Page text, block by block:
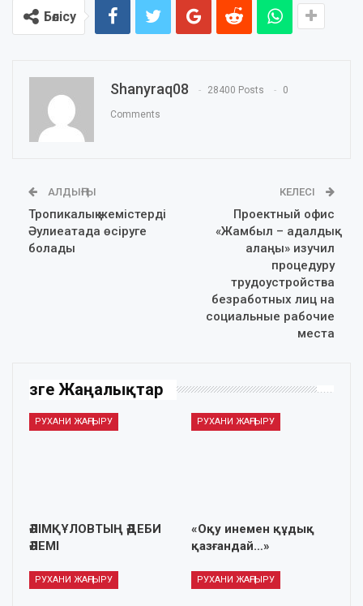
Бөлісу
Shanyraq08 28400 Posts 0
Comments
АЛДЫҢҒЫ
Тропикалық жемістерді
Әулиеатада өсіруге
болады
КЕЛЕСІ
Проектный офис
«Жамбыл – адалдық
алаңы» изучил
процедуру
трудоустройства
безработных лиц на
социальные рабочие
места
Өзге Жаңалықтар
РУХАНИ ЖАҢҒЫРУ
ӘЛІМҚҰЛОВТЫҢ ӘДЕБИ
ӘЛЕМІ
РУХАНИ ЖАҢҒЫРУ
«Оқу инемен құдық
қазғандай…»
РУХАНИ ЖАҢҒЫРУ РУХАНИ ЖАҢҒЫРУ